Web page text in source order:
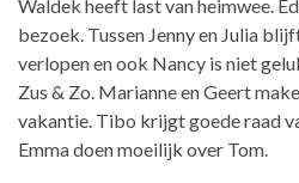
Waldek heeft last van heimwee.
bezoek. Tussen Jenny en Julia
verlopen en ook Nancy is niet
Zus & Zo. Marianne en Geert
vakantie. Tibo krijgt goede raad
Emma doen moeilijk over Tom.